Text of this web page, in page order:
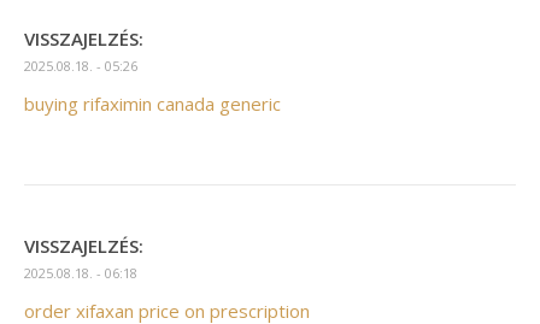
VISSZAJELZÉS:
2025.08.18. - 05:26
buying rifaximin canada generic
VISSZAJELZÉS:
2025.08.18. - 06:18
order xifaxan price on prescription